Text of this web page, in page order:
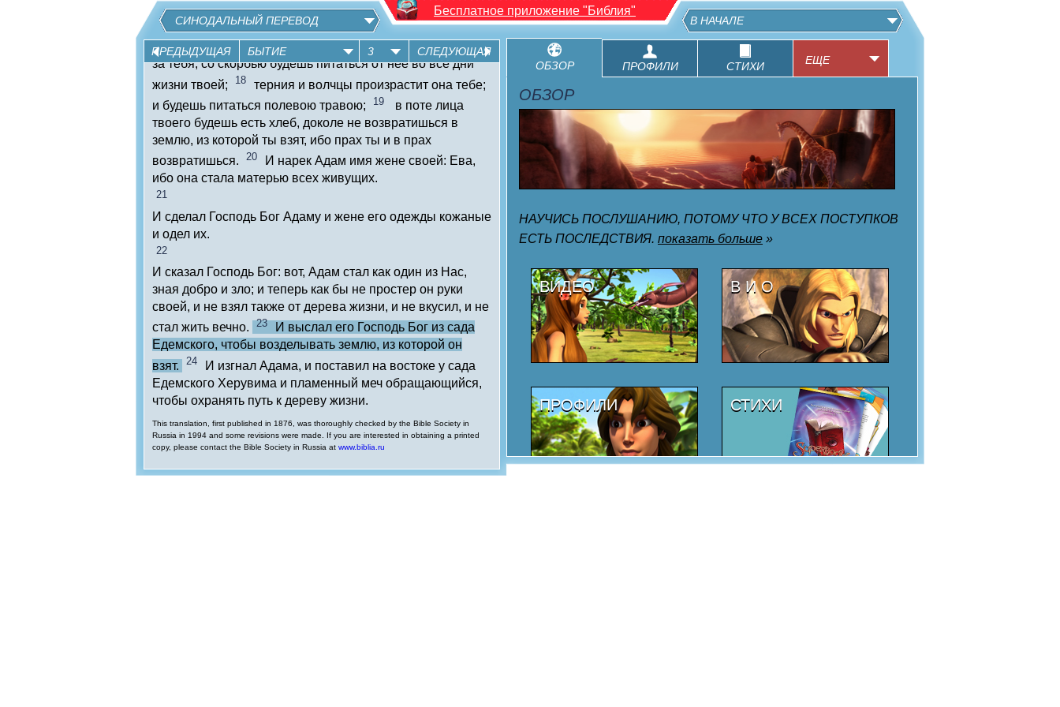
БЫТИЕ 3
ПРЕДЫДУЩАЯ СЛЕДУЮЩАЯ
СИНОДАЛЬНЫЙ ПЕРЕВОД
над тобою. 17
Адаму же сказал: за то, что ты послушал
голоса жены твоей и ел от дерева, о котором Я
заповедал тебе, сказав: не ешь от него, проклята земля
за тебя; со скорбью будешь питаться от нее во все дни
жизни твоей;
18
терния и волчцы произрастит она тебе;
и будешь питаться полевою травою;
19
в поте лица
твоего будешь есть хлеб, доколе не возвратишься в
землю, из которой ты взят, ибо прах ты и в прах
возвратишься.
20
И нарек Адам имя жене своей: Ева,
ибо она стала матерью всех живущих.
21
И сделал Господь Бог Адаму и жене его одежды кожаные
и одел их.
22
И сказал Господь Бог: вот, Адам стал как один из Нас,
зная добро и зло; и теперь как бы не простер он руки
своей, и не взял также от дерева жизни, и не вкусил, и не
стал жить вечно.
23
И выслал его Господь Бог из сада
Едемского, чтобы возделывать землю, из которой он
взят.
24
И изгнал Адама, и поставил на востоке у сада
Едемского Херувима и пламенный меч обращающийся,
чтобы охранять путь к дереву жизни.
This translation, first published in 1876, was thoroughly checked by the Bible Society in
Russia in 1994 and some revisions were made. If you are interested in obtaining a printed
copy, please contact the Bible Society in Russia at www.biblia.ru
Бесплатное приложение "Библия"
В НАЧАЛЕ
ОБЗОР ПРОФИЛИ СТИХИ ЕЩЕ
ОБЗОР
НАУЧИСЬ ПОСЛУШАНИЮ, ПОТОМУ ЧТО У ВСЕХ ПОСТУПКОВ
ЕСТЬ ПОСЛЕДСТВИЯ. показать больше »
ВИДЕО В И О
ПРОФИЛИ СТИХИ